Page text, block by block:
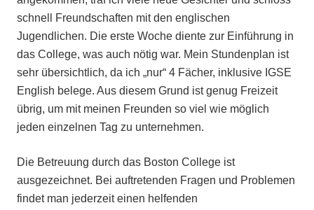
schnell Freundschaften mit den englischen
Jugendlichen. Die erste Woche diente zur Einführung in
das College, was auch nötig war. Mein Stundenplan ist
sehr übersichtlich, da ich „nur“ 4 Fächer, inklusive IGSE
English belege. Aus diesem Grund ist genug Freizeit
übrig, um mit meinen Freunden so viel wie möglich
jeden einzelnen Tag zu unternehmen.
Die Betreuung durch das Boston College ist
ausgezeichnet. Bei auftretenden Fragen und Problemen
findet man jederzeit einen helfenden